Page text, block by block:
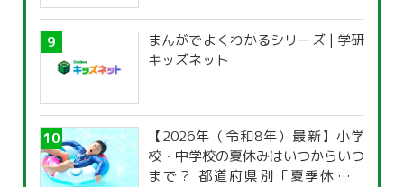
まんがでよくわかるシリーズ | 学研
キッズネット
【2026年（令和8年）最新】小学
校・中学校の夏休みはいつからいつ
まで？ 都道府県別「夏季休暇一